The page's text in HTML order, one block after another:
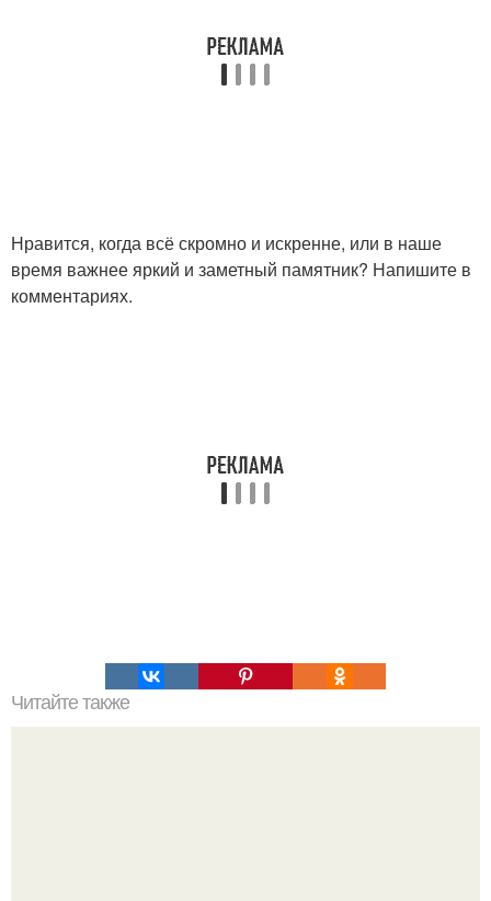
Нравится, когда всё скромно и искренне, или в наше
время важнее яркий и заметный памятник? Напишите в
комментариях.
Читайте также